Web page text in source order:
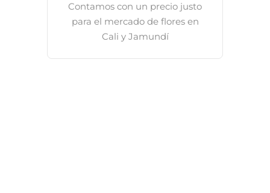
Contamos con un precio justo
para el mercado de flores en
Cali y Jamundí